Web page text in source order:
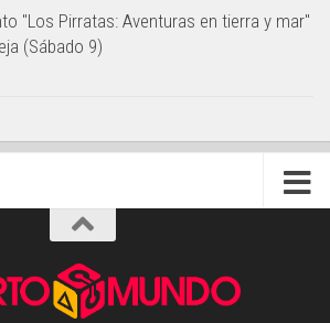
"Los Pirratas: Aventuras en tierra y mar"
(Sábado 9)